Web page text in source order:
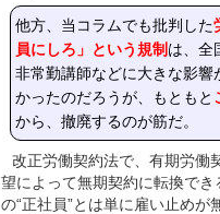
他方、当コラムでも批判した
員にしろ」という規制は、全
非常勤講師などに大きな影
かったのだろうが、もともと
から、撤廃するのが筋だ。
改正労働契約法で、有期労働
望によって無期契約に転換で
の“正社員”とは単に雇い止め